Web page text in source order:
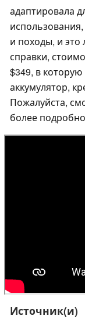
адаптировала
и походы, и
справки,
$349, в
аккумулятор,
Пожалуйста,
более
Источник(и)